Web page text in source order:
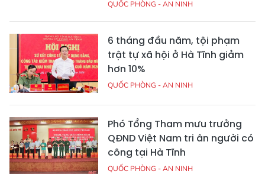
QUỐC PHÒNG - AN NINH
6 tháng đầu năm, tội phạm
trật tự xã hội ở Hà Tĩnh giảm
hơn 10%
QUỐC PHÒNG - AN NINH
Phó Tổng Tham mưu trưởng
QĐND Việt Nam tri ân người có
công tại Hà Tĩnh
QUỐC PHÒNG - AN NINH